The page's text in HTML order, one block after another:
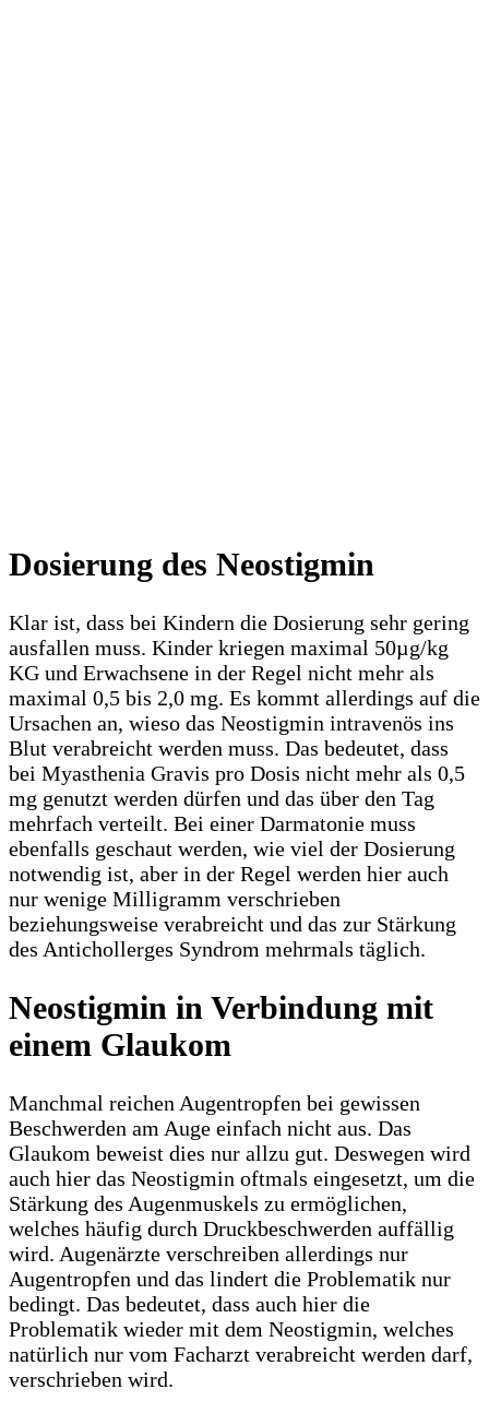
Dosierung des Neostigmin
Klar ist, dass bei Kindern die Dosierung sehr gering
ausfallen muss. Kinder kriegen maximal 50µg/kg
KG und Erwachsene in der Regel nicht mehr als
maximal 0,5 bis 2,0 mg. Es kommt allerdings auf die
Ursachen an, wieso das Neostigmin intravenös ins
Blut verabreicht werden muss. Das bedeutet, dass
bei Myasthenia Gravis pro Dosis nicht mehr als 0,5
mg genutzt werden dürfen und das über den Tag
mehrfach verteilt. Bei einer Darmatonie muss
ebenfalls geschaut werden, wie viel der Dosierung
notwendig ist, aber in der Regel werden hier auch
nur wenige Milligramm verschrieben
beziehungsweise verabreicht und das zur Stärkung
des Antichollerges Syndrom mehrmals täglich.
Neostigmin in Verbindung mit
einem Glaukom
Manchmal reichen Augentropfen bei gewissen
Beschwerden am Auge einfach nicht aus. Das
Glaukom beweist dies nur allzu gut. Deswegen wird
auch hier das Neostigmin oftmals eingesetzt, um die
Stärkung des Augenmuskels zu ermöglichen,
welches häufig durch Druckbeschwerden auffällig
wird. Augenärzte verschreiben allerdings nur
Augentropfen und das lindert die Problematik nur
bedingt. Das bedeutet, dass auch hier die
Problematik wieder mit dem Neostigmin, welches
natürlich nur vom Facharzt verabreicht werden darf,
verschrieben wird.